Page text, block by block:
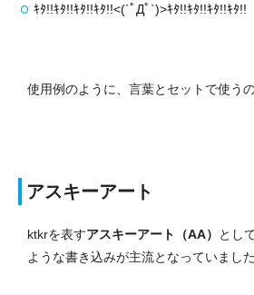
ｷﾀ!!ｷﾀ!!ｷﾀ!!ｷﾀ!!<(´ﾟДﾟ`)>ｷﾀ!!ｷﾀ!!ｷﾀ!!ｷﾀ!!
使用例のように、言葉とセットで使う
アスキーアート
ktkrを表すアスキーアート（AA）
とし
ような書き込みが主流となっていました